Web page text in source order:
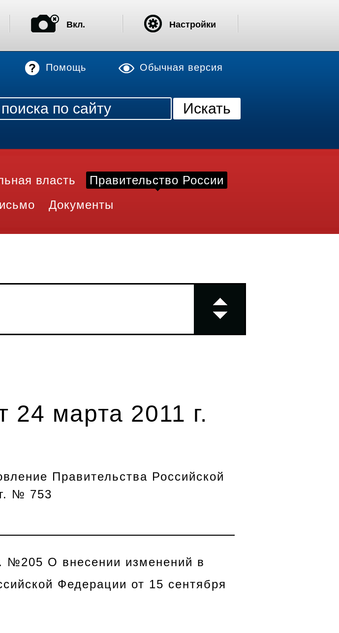
Помощь Обычная версия
власть
Правительство России
Документы
24 марта 2011 г.
Правительства Российской
№ 753
№205 О внесении изменений в
Федерации от 15 сентября
Вкл. Настройки